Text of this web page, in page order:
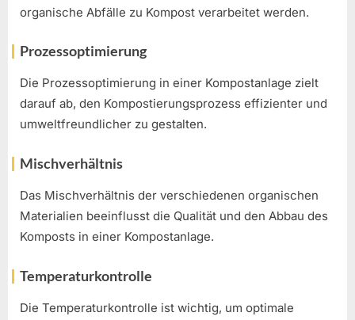
organische Abfälle zu Kompost verarbeitet werden.
Prozessoptimierung
Die Prozessoptimierung in einer Kompostanlage zielt
darauf ab, den Kompostierungsprozess effizienter und
umweltfreundlicher zu gestalten.
Mischverhältnis
Das Mischverhältnis der verschiedenen organischen
Materialien beeinflusst die Qualität und den Abbau des
Komposts in einer Kompostanlage.
Temperaturkontrolle
Die Temperaturkontrolle ist wichtig, um optimale